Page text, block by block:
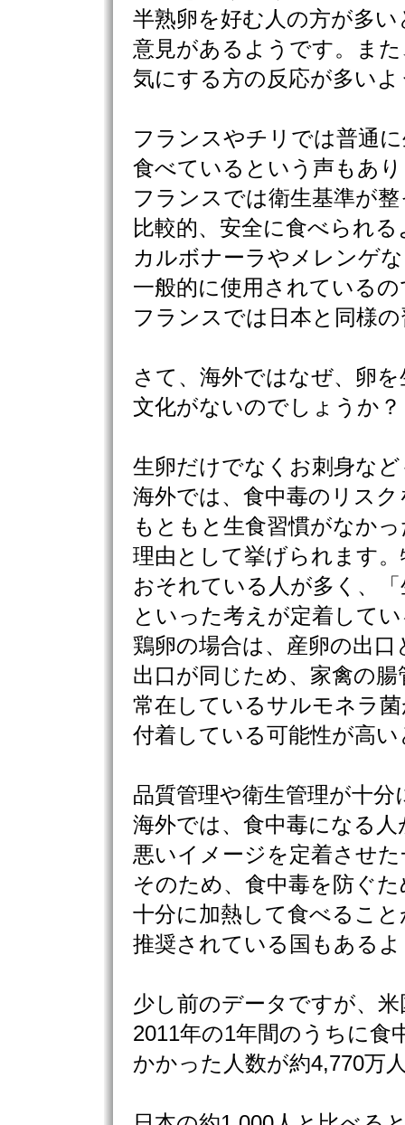
半熟卵を好む人の方が多
意見があるようです。ま
気にする方の反応が多い
フランスやチリでは普通
食べているという声もあ
フランスでは衛生基準が
比較的、安全に食べられ
カルボナーラやメレンゲ
一般的に使用されているの
フランスでは日本と同様
さて、海外ではなぜ、卵
文化がないのでしょうか？
生卵だけでなくお刺身な
海外では、食中毒のリス
もともと生食習慣がなか
理由として挙げられます
おそれている人が多く、
といった考えが定着して
鶏卵の場合は、産卵の出口
出口が同じため、家禽の腸
常在しているサルモネラ
付着している可能性が高
品質管理や衛生管理が十
海外では、食中毒になる
悪いイメージを定着させ
そのため、食中毒を防ぐ
十分に加熱して食べること
推奨されている国もある
少し前のデータですが、
2011年の1年間のうちに食
かかった人数が約4,770万